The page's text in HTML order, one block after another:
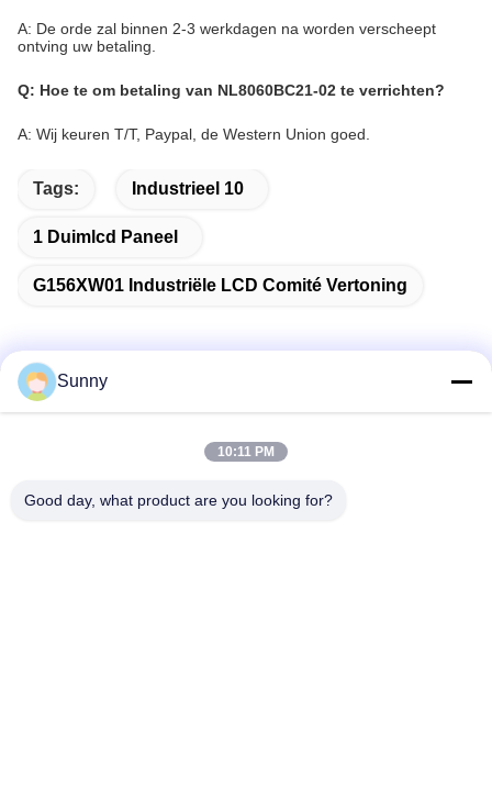
A: De orde zal binnen 2-3 werkdagen na worden verscheept
ontving uw betaling.
Q: Hoe te om betaling van NL8060BC21-02 te verrichten?
A: Wij keuren T/T, Paypal, de Western Union goed.
Tags: Industrieel 10
1 Duimlcd Paneel
G156XW01 Industriële LCD Comité Vertoning
Gebouw A, VERSINO Gebouw, Longhua New District,
Sunny
10:11 PM
Good day, what product are you looking for?